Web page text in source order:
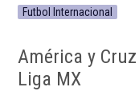
Futbol Internacional
América y
Liga MX